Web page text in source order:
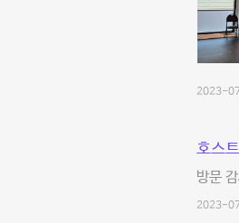
2023-
호스
방문
2023-